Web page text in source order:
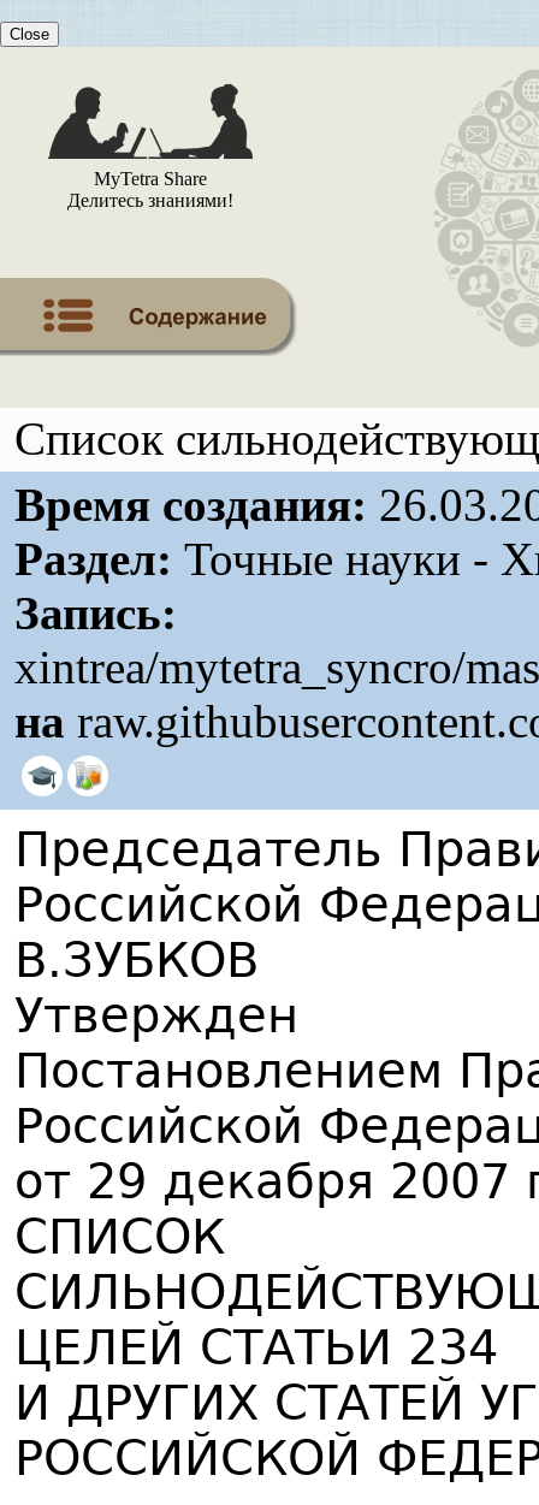
Close
MyTetra Share
Делитесь знаниями!
Список
Время создания:
Раздел: Точные науки -
Запись:
xintrea/mytetra_syncro/
на
Председатель
Российской
В.ЗУБКОВ
Утвержден
Постановлением
Российской
от 29 декабря 2007
СПИСОК
ЦЕЛЕЙ СТАТЬИ 234
И ДРУГИХ СТАТЕЙ
РОССИЙСКОЙ